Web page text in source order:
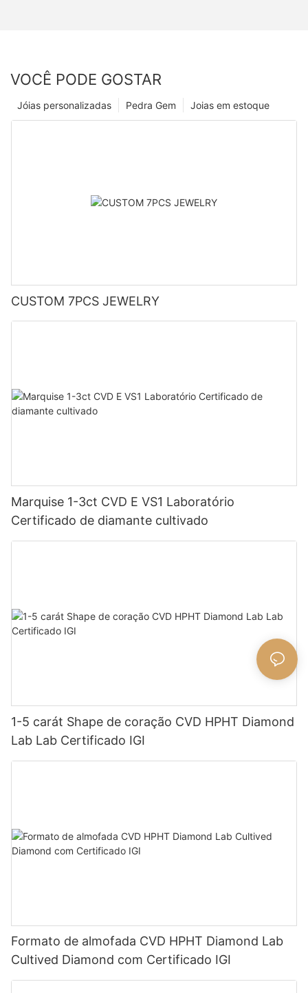
VOCÊ PODE GOSTAR
Joias em estoque
Pedra Gem
Jóias personalizadas
CUSTOM 7PCS JEWELRY
Marquise 1-3ct CVD E VS1 Laboratório
Certificado de diamante cultivado
1-5 carát Shape de coração CVD HPHT Diamond
Lab Lab Certificado IGI
Formato de almofada CVD HPHT Diamond Lab
Cultived Diamond com Certificado IGI